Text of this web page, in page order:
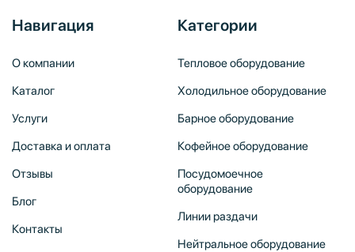
Навигация
О компании
Каталог
Услуги
Доставка и оплата
Отзывы
Блог
Контакты
Категории
Тепловое оборудование
Холодильное оборудование
Барное оборудование
Кофейное оборудование
Посудомоечное
оборудование
Линии раздачи
Нейтральное оборудование